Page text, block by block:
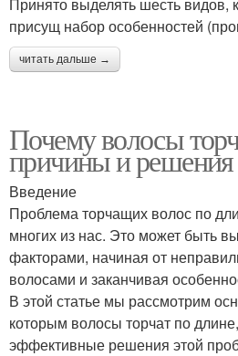
присущ набор особенностей
читать дальше →
Почему волосы
причины и решения
Введение
Проблема торчащих волос по
многих из нас. Это может быть
факторами, начиная от
волосами и заканчивая
В этой статье мы рассмотрим
которым волосы торчат по
эффективные решения этой